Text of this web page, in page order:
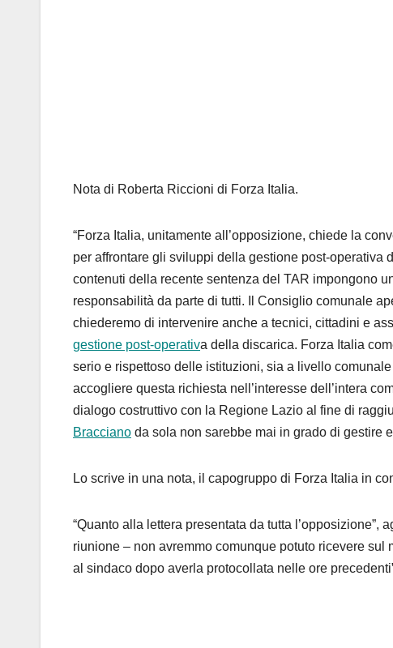
Nota di Roberta Riccioni di Forza Italia.
“Forza Italia, unitamente all’opposizione, chiede la
per affrontare gli sviluppi della gestione post-
contenuti della recente sentenza del TAR impongono
responsabilità da parte di tutti. Il Consiglio comunale
chiederemo di intervenire anche a tecnici, cittadini e
gestione post-operativa della discarica. Forza Italia
serio e rispettoso delle istituzioni, sia a livello
accogliere questa richiesta nell’interesse dell’intera
dialogo costruttivo con la Regione Lazio al fine di
Bracciano da sola non sarebbe mai in grado di gestire
Lo scrive in una nota, il capogruppo di Forza Italia in
“Quanto alla lettera presentata da tutta
riunione – non avremmo comunque potuto ricevere
al sindaco dopo averla protocollata nelle ore